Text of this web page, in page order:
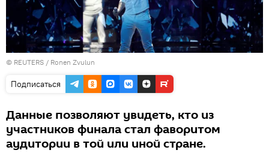
© REUTERS / Ronen Zvulun
Подписаться
Данные позволяют увидеть, кто из
участников финала стал фаворитом
аудитории в той или иной стране.